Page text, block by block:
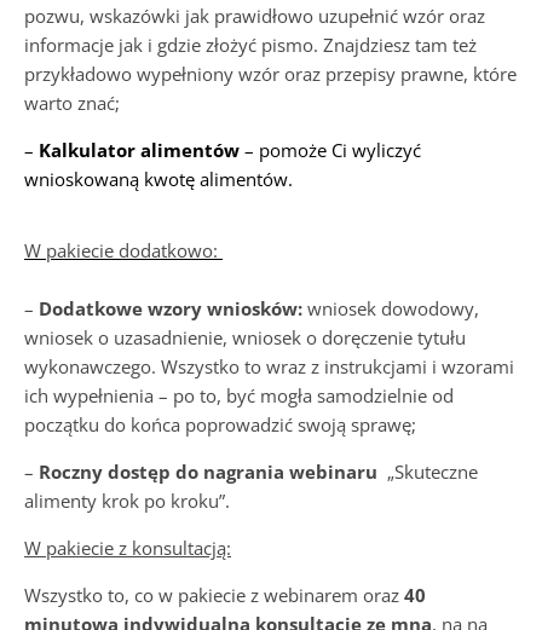
pozwu, wskazówki jak prawidłowo uzupełnić wzór oraz
informacje jak i gdzie złożyć pismo. Znajdziesz tam też
przykładowo wypełniony wzór oraz przepisy prawne, które
warto znać;
– Kalkulator alimentów – pomoże Ci wyliczyć
wnioskowaną kwotę alimentów.
W pakiecie dodatkowo:
– Dodatkowe wzory wniosków: wniosek dowodowy,
wniosek o uzasadnienie, wniosek o doręczenie tytułu
wykonawczego. Wszystko to wraz z instrukcjami i wzorami
ich wypełnienia – po to, być mogła samodzielnie od
początku do końca poprowadzić swoją sprawę;
– Roczny dostęp do nagrania webinaru „Skuteczne
alimenty krok po kroku”.
W pakiecie z konsultacją:
Wszystko to, co w pakiecie z webinarem oraz 40
minutową indywidualną konsultację ze mną, na na